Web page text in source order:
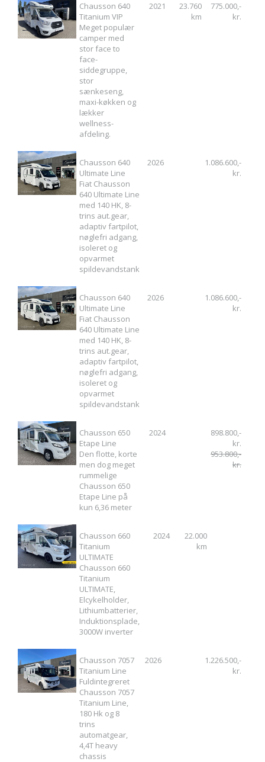
Chausson 640
Titanium VIP
Meget populær
camper med
stor face to
face-
siddegruppe,
stor
sænkeseng,
maxi-køkken og
lækker
wellness-
afdeling.
2021
23.760
km
775.000,-
kr.
Chausson 640
Ultimate Line
Fiat Chausson
640 Ultimate Line
med 140 HK, 8-
trins aut.gear,
adaptiv fartpilot,
nøglefri adgang,
isoleret og
opvarmet
spildevandstank
2026
1.086.600,-
kr.
Chausson 640
Ultimate Line
Fiat Chausson
640 Ultimate Line
med 140 HK, 8-
trins aut.gear,
adaptiv fartpilot,
nøglefri adgang,
isoleret og
opvarmet
spildevandstank
2026
1.086.600,-
kr.
Chausson 650
Etape Line
Den flotte, korte
men dog meget
rummelige
Chausson 650
Etape Line på
kun 6,36 meter
2024
898.800,-
kr.
953.800,-
kr.
Chausson 660
Titanium
ULTIMATE
Chausson 660
Titanium
ULTIMATE,
Elcykelholder,
Lithiumbatterier,
Induktionsplade,
3000W inverter
2024
22.000
km
Chausson 7057
Titanium Line
Fuldintegreret
Chausson 7057
Titanium Line,
180 Hk og 8
trins
automatgear,
4,4T heavy
chassis
2026
1.226.500,-
kr.